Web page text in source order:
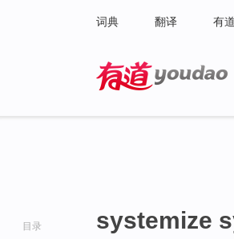
词典 翻译 有
目录 systemize